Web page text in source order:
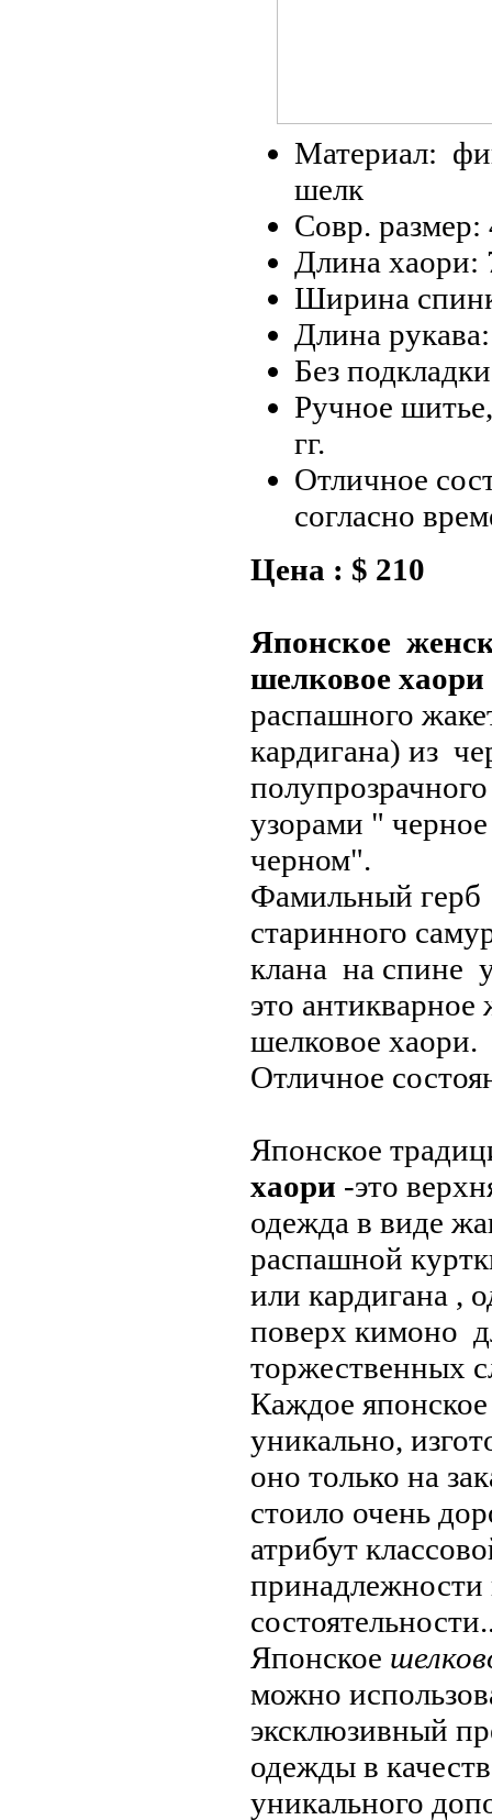
Материал:
шелк
Совр. размер:
Длина хаори:
Ширина
Длина
Без подкладки
Ручное
гг.
Отличное
согласно
Цена : $ 210
Японское
шелковое хаори
распашного
кардигана) из
узорами "
черном".
Фамильный герб
старинного
клана на спине
это антикварное
шелковое хаори.
Отличное
Японское
хаори -это
одежда в виде
распашной
или кардигана ,
поверх кимоно
торжественных
Каждое
уникально,
оно только на
стоило очень
атрибут
принадлежности
Японское
можно
эксклюзивный
одежды в
уникального